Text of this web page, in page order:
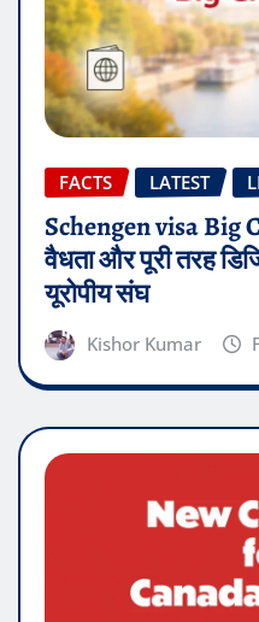
FACTS LATEST
Schengen visa Big
वैधता और पूरी तरह
यूरोपीय संघ
Kishor Kumar